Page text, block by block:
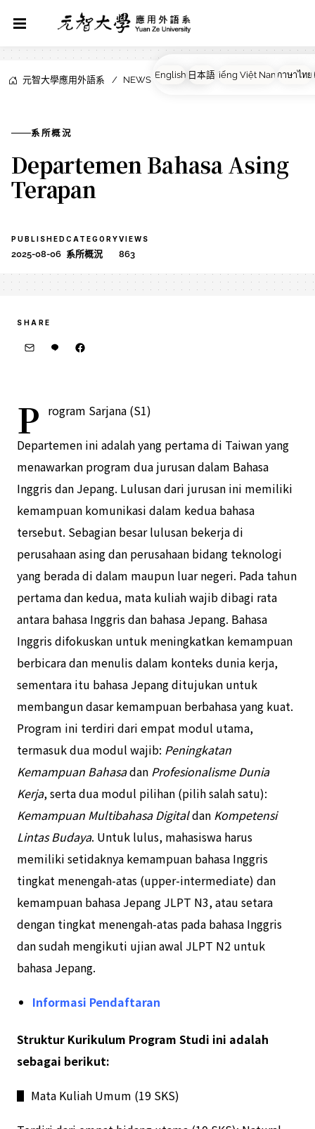
元智大學應用外語系 NEWS 系所概況
系所概況
Departemen Bahasa Asing
Terapan
PUBLISHED
2025-08-06
CATEGORY
系所概況
VIEWS
863
SHARE
P rogram Sarjana (S1)
Departemen ini adalah yang pertama di Taiwan yang
menawarkan program dua jurusan dalam Bahasa
Inggris dan Jepang. Lulusan dari jurusan ini memiliki
kemampuan komunikasi dalam kedua bahasa
tersebut. Sebagian besar lulusan bekerja di
perusahaan asing dan perusahaan bidang teknologi
yang berada di dalam maupun luar negeri. Pada tahun
pertama dan kedua, mata kuliah wajib dibagi rata
antara bahasa Inggris dan bahasa Jepang. Bahasa
Inggris difokuskan untuk meningkatkan kemampuan
berbicara dan menulis dalam konteks dunia kerja,
sementara itu bahasa Jepang ditujukan untuk
membangun dasar kemampuan berbahasa yang kuat.
Program ini terdiri dari empat modul utama,
termasuk dua modul wajib: Peningkatan
Kemampuan Bahasadan Profesionalisme Dunia
Kerja, serta dua modul pilihan (pilih salah satu):
Kemampuan Multibahasa Digitaldan Kompetensi
Lintas Budaya. Untuk lulus, mahasiswa harus
memiliki setidaknya kemampuan bahasa Inggris
tingkat menengah-atas (upper-intermediate) dan
kemampuan bahasa Jepang JLPT N3, atau setara
dengan tingkat menengah-atas pada bahasa Inggris
dan sudah mengikuti ujian awal JLPT N2 untuk
bahasa Jepang.
Informasi Pendaftaran
Struktur Kurikulum Program Studi ini adalah
sebagai berikut:
▋ Mata Kuliah Umum (19 SKS)